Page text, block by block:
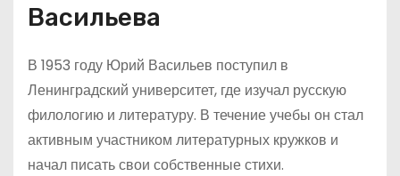
Васильева
В 1953 году Юрий Васильев поступил в
Ленинградский университет, где изучал русскую
филологию и литературу. В течение учебы он стал
активным участником литературных кружков и
начал писать свои собственные стихи.